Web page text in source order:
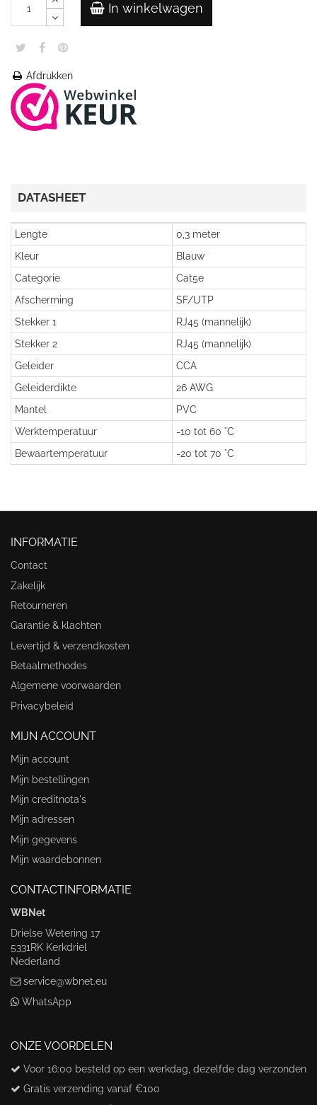
In winkelwagen
Afdrukken
DATASHEET
Lengte
0,3 meter
Kleur
Blauw
Categorie
Cat5e
Afscherming
SF/UTP
Stekker 1
RJ45 (mannelijk)
Stekker 2
RJ45 (mannelijk)
Geleider
CCA
Geleiderdikte
26 AWG
Mantel
PVC
Werktemperatuur
-10 tot 60 °C
Bewaartemperatuur
-20 tot 70 °C
INFORMATIE
Contact
Zakelijk
Retourneren
Garantie & klachten
Levertijd & verzendkosten
Betaalmethodes
Algemene voorwaarden
Privacybeleid
MIJN ACCOUNT
Mijn account
Mijn bestellingen
Mijn creditnota's
Mijn adressen
Mijn gegevens
Mijn waardebonnen
CONTACTINFORMATIE
WBNet
Drielse Wetering 17
5331RK Kerkdriel
Nederland
service@wbnet.eu
WhatsApp
ONZE VOORDELEN
Voor 16:00 besteld op een werkdag, dezelfde dag verzonden
Gratis verzending vanaf €100